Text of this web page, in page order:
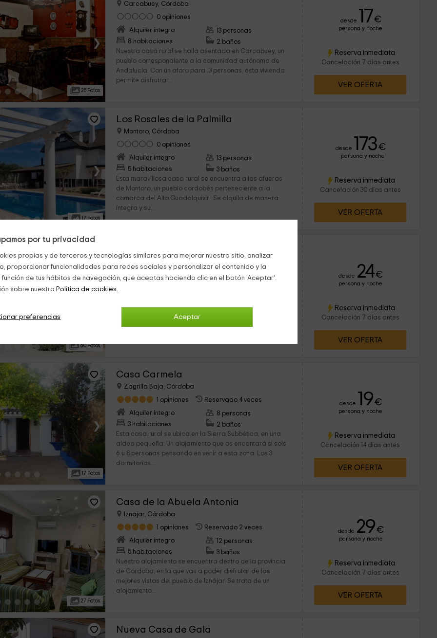
por tu privacidad
propias y de terceros y tecnologías similares para mejorar nuestro sitio, analizar
proporcionar funcionalidades para redes sociales y personalizar el contenido y la
de tus hábitos de navegación, que aceptas haciendo clic en el botón 'Aceptar'.
sobre nuestra Política de cookies.
Aceptar
preferencias
›
25 Fotos
Carcabuey, Córdoba
0 opiniones
Alquiler íntegro
8 habitaciones
13 personas
2 baños
Nuestra casa rural se halla asentada en Carcabuey, un
pueblo correspondiente a la comunidad autónoma de
Andalucía. Con un aforo para 13 personas, esta vivienda
permite disfrutrar...
desde 17€
persona y noche
Reserva inmediata
Cancelación 7 días antes
VER OFERTA
›
17 Fotos
Los Rosales de la Palmilla
Montoro, Córdoba
0 opiniones
Alquiler íntegro
5 habitaciones
13 personas
3 baños
Esta maravillosa casa rural se encuentra a las afueras
de Montoro, un pueblo cordobés perteneciente a la
comarca del Alto Guadalquivir. Se alquila de manera
íntegra y su...
desde 173€
persona y noche
Reserva inmediata
Cancelación 30 días antes
VER OFERTA
›
60 Fotos
Iznajar, Córdoba
1 opiniones
Reservado 4 veces
Te presentamos este tranquilo alojamiento situado a las
afueras de la cordobesa localidad de Izánjar, dentro de
una amplia finca con unas preciosas vistas de campos
desde 24€
persona y noche
Reserva inmediata
Cancelación 7 días antes
VER OFERTA
›
17 Fotos
Casa Carmela
Zagrilla Baja, Córdoba
1 opiniones
Reservado 4 veces
Alquiler íntegro
3 habitaciones
8 personas
2 baños
Esta casa rural se ubica en la Sierra Subbética, en una
aldea pequeña. Un alojamiento que os encantará si sois
6 u 8 personas pensando en venir a esta zona. Los 3
dormitorios...
desde 19€
persona y noche
Reserva inmediata
Cancelación 14 días antes
VER OFERTA
›
27 Fotos
Casa de la Abuela Antonia
Iznajar, Córdoba
1 opiniones
Reservado 2 veces
Alquiler íntegro
5 habitaciones
12 personas
3 baños
Nuestro alojamiento se encuentra dentro de la provincia
de Córdoba, en la que vas a poder disfrutar de las
mejores vistas del pueblo de Iznájar. Se trata de un
alojamiento...
desde 29€
persona y noche
Reserva inmediata
Cancelación 7 días antes
VER OFERTA
Nueva Casa de Gala